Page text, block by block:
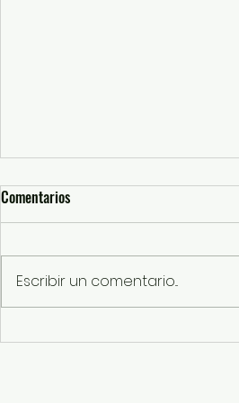
Avanza GEM en 71.4%
Comentarios
Escribir un comentario...